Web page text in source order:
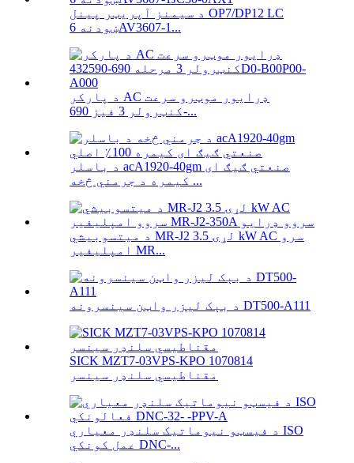
د سیمنز آپریټر پینل OP7/DP12 LC
ښودنه 6AV3607-1...
د پارکر AC ډرایور موټرو سرعت
کنټرولر 3 فیز 690-...
د باسلر acA1920-40gm صنعتي ګیګ ای
کیمره د جرمني څخه ...
د میتسوبیشي MR-J2 لړۍ 3.5 kW AC سرو
امپلیفیر MR...
د بېک لیزر واټن سینسرونه DT500-A111
SICK MZT7-03VPS-KPO 1070814
مقناطیسي سلنډر سینسر
د فیسټو نیوماتیک سلنډر معیاري ISO
عمل کونکي DNC-...